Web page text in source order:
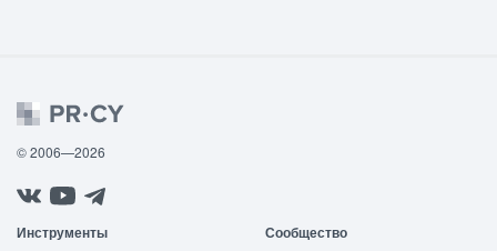
© 2006—2026
Инструменты Сообщество